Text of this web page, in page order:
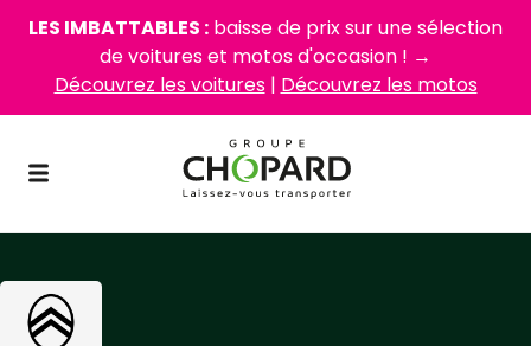
LES IMBATTABLES : baisse de prix sur une sélection
de voitures et motos d'occasion ! →
Découvrez les voitures| Découvrez les motos